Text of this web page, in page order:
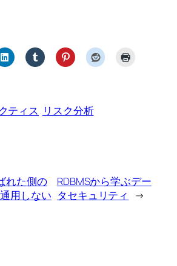
ティス リスク分析
れた側の
用しない
RDBMSから学ぶデー
タセキュリティ
→